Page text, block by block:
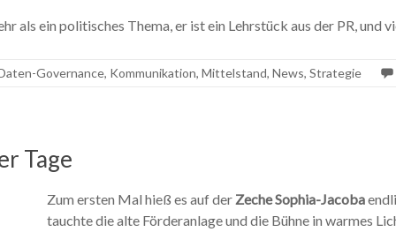
als ein politisches Thema, er ist ein Lehrstück aus der PR, und
Governance, Kommunikation, Mittelstand, News, Strategie
Tage
Zum ersten Mal hieß es auf der Zeche Sophia-Jacoba
tauchte die alte Förderanlage und die Bühne in warmes